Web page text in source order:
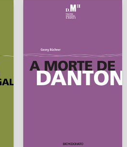
Georg Büchner
Maria Adélia Silva
Melo e Jorge Silva
Melo (trads.